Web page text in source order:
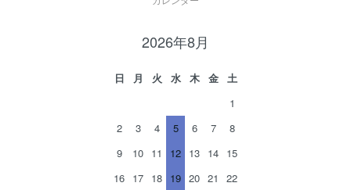
2026年8月
日 月 火 水 木 金
土
1
2
3 4 5 6 7
8
9
10 11 12 13 14 15
16 17 18 19 20 21
22